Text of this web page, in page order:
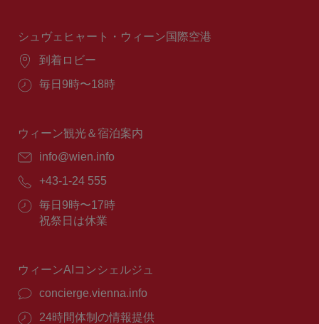
間：
シュヴェヒャート・ウィーン国際空港
場
到着ロビー
営
間：
毎日9時〜18時
ウィーン観光＆宿泊案内
E
ー
ル：
info@wien.info
電
番
号：
+43-1-24 555
営
業
毎日9時〜17時
祝祭日は休業
ウィーンAIコンシェルジュ
concierge.vienna.info
24時間体制の情報提供